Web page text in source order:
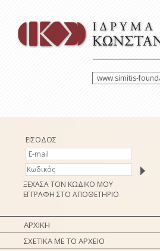
www.simitis-
ΕΙΣΟΔΟΣ
ΞΕΧΑΣΑ ΤΟΝ ΚΩΔΙΚΟ ΜΟΥ
ΕΓΓΡΑΦΗ ΣΤΟ ΑΠΟΘΕΤΗΡΙΟ
ΑΡΧΙΚΗ
ΣΧΕΤΙΚΑ ΜΕ ΤΟ ΑΡΧΕΙΟ